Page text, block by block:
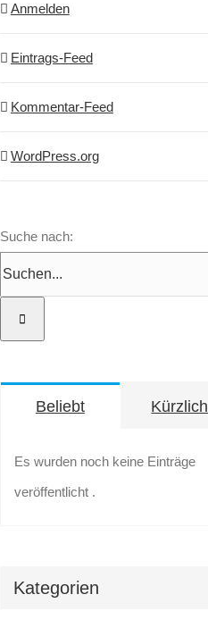
Anmelden
Eintrags-Feed
Kommentar-Feed
WordPress.org
Suche nach:
Beliebt Kürzlich
Es wurden noch keine Einträge
veröffentlicht .
Kategorien